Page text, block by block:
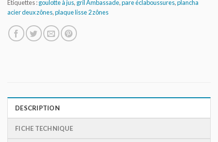
Étiquettes :goulotte à jus, gril Ambassade,pare éclaboussures,plancha
acier deux zônes,plaque lisse 2 zônes
DESCRIPTION
FICHE TECHNIQUE